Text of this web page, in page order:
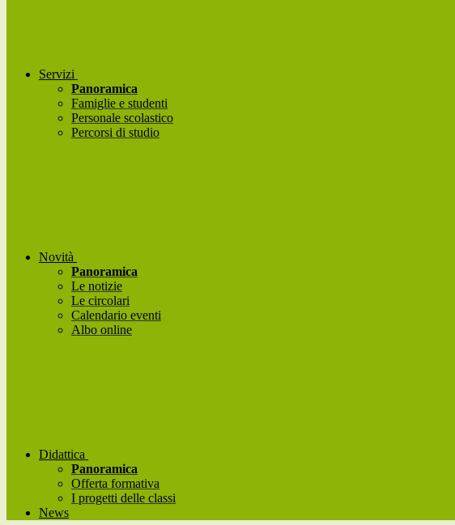
Servizi
Panoramica
Famiglie e studenti
Personale scolastico
Percorsi di studio
Novità
Panoramica
Le notizie
Le circolari
Calendario eventi
Albo online
Didattica
Panoramica
Offerta formativa
I progetti delle classi
News